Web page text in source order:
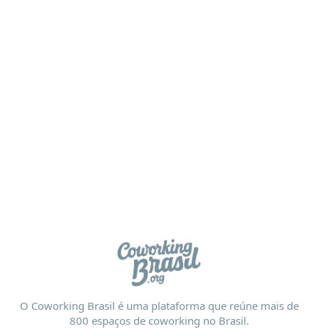
O Coworking Brasil é uma plataforma que reúne mais de
800 espaços de coworking no Brasil.